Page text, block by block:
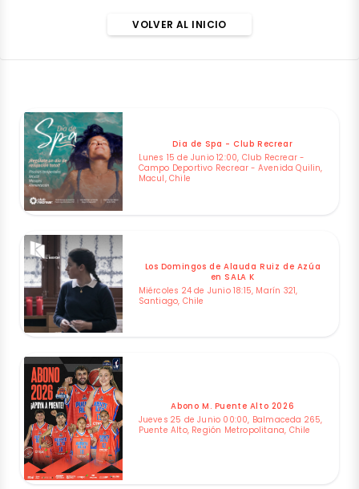
VOLVER AL INICIO
Dia de Spa - Club Recrear
Lunes 15 de Junio 12:00, Club Recrear -
Campo Deportivo Recrear - Avenida Quilin,
Macul, Chile
Los Domingos de Alauda Ruiz de Azúa
en SALA K
Miércoles 24 de Junio 18:15, Marín 321,
Santiago, Chile
Abono M. Puente Alto 2026
Jueves 25 de Junio 00:00, Balmaceda 265,
Puente Alto, Región Metropolitana, Chile